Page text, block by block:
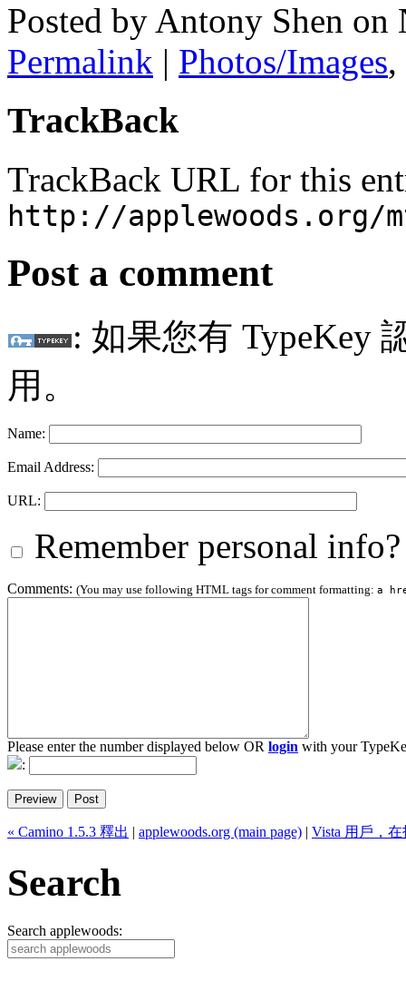
Posted by Antony Shen
Permalink | Photos/Images,
TrackBack
TrackBack URL for this
http://applewoods.org/
Post a comment
: 如果您有 TypeKey
用。
Name:
Email Address:
URL:
Remember personal info?
Comments: (You may use following HTML tags for comment formatting: a
Please enter the number displayed below OR login with your
:
« Camino 1.5.3 釋出 applewoods.org (main page) Vista 用戶，
Search
Search applewoods: